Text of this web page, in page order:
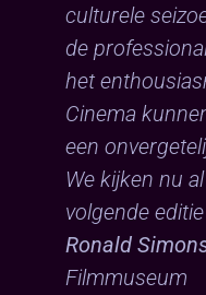
culturele
de
het
Cinema
een
We kijken nu
volgende
Ronald
Filmmuseum